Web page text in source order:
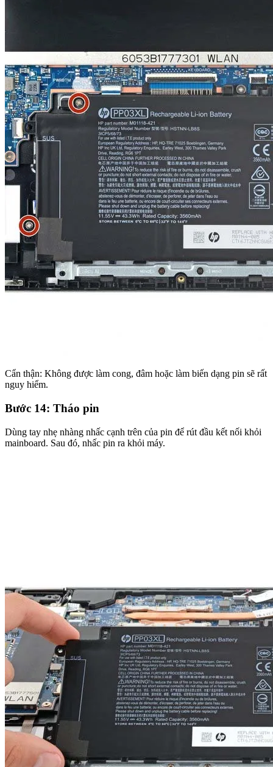
Cẩn thận: Không được làm cong, đâm hoặc làm biến dạng pin sẽ rất
nguy hiểm.
Bước 14: Tháo pin
Dùng tay nhẹ nhàng nhấc cạnh trên của pin để rút đầu kết nối khỏi
mainboard. Sau đó, nhấc pin ra khỏi máy.